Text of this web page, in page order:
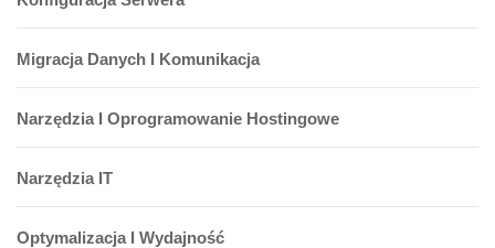
Migracja Danych I Komunikacja
Narzędzia I Oprogramowanie Hostingowe
Narzędzia IT
Optymalizacja I Wydajność